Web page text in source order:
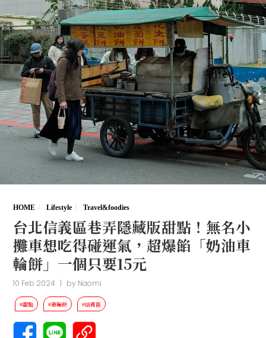
HOME Lifestyle Travel&foodies
台北信義區巷弄隱藏版甜點！無名小
攤車想吃得碰運氣，超爆餡「奶油車
輪餅」一個只要15元
10 Feb 2024 | by Naomi
#甜點 #車輪餅 #信義區